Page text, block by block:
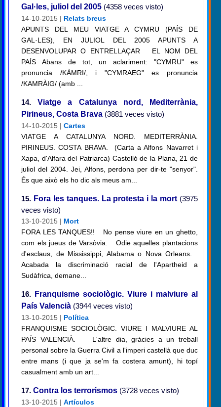
Gal·les, juliol del 2005 (4358 veces visto)
14-10-2015 | Relats breus
APUNTS DEL MEU VIATGE A CYMRU (PAÍS DE
GAL·LES), EN JULIOL DEL 2005 APUNTS A
DESENVOLUPAR O ENTRELLAÇAR EL NOM DEL
PAÍS Abans de tot, un aclariment: "CYMRU" es
pronuncia /KÀMRI/, i "CYMRAEG" es pronuncia
/KAMRÀIG/ (amb ...
14.
Viatge a Catalunya nord, Mediterrània,
Pirineus, Costa Brava (3881 veces visto)
14-10-2015 | Cartes
VIATGE A CATALUNYA NORD. MEDITERRÀNIA.
PIRINEUS. COSTA BRAVA. (Carta a Alfons Navarret i
Xapa, d'Alfara del Patriarca) Castelló de la Plana, 21 de
juliol del 2004. Jei, Alfons, perdona per dir-te "senyor".
És que això els ho dic als meus am...
15. Fora les tanques. La protesta i la mort(3975
veces visto)
13-10-2015 | Mort
FORA LES TANQUES!! No pense viure en un ghetto,
com els jueus de Varsòvia. Odie aquelles plantacions
d'esclaus, de Mississippi, Alabama o Nova Orleans.
Acabada la discriminació racial de l'Apartheid a
Sudàfrica, demane...
16. Franquisme sociològic. Viure i malviure al
País Valencià (3944 veces visto)
13-10-2015 | Política
FRANQUISME SOCIOLÒGIC. VIURE I MALVIURE AL
PAÍS VALENCIÀ. L'altre dia, gràcies a un treball
personal sobre la Guerra Civil a l'imperi castellà que duc
entre mans (i que ja se'm fa costera amunt), hi topí
casualment amb un art...
17. Contra los terrorismos (3728 veces visto)
13-10-2015 | Artículos